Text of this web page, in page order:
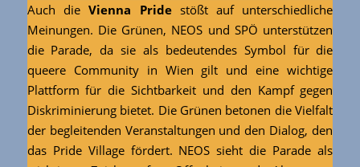
Auch dieVienna Pride stößt auf unterschiedliche
Meinungen. Die Grünen, NEOS und SPÖ unterstützen
die Parade, da sie als bedeutendes Symbol für die
queere Community in Wien gilt und eine wichtige
Plattform für die Sichtbarkeit und den Kampf gegen
Diskriminierung bietet. Die Grünen betonen die Vielfalt
der begleitenden Veranstaltungen und den Dialog, den
das Pride Village fördert. NEOS sieht die Parade als